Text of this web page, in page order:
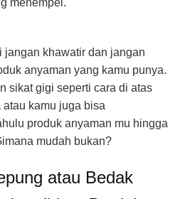
menempel.
jangan khawatir dan jangan
anyaman yang kamu punya.
sikat gigi seperti cara di atas
kamu juga bisa
produk anyaman mu hingga
mudah bukan?
atau Bedak